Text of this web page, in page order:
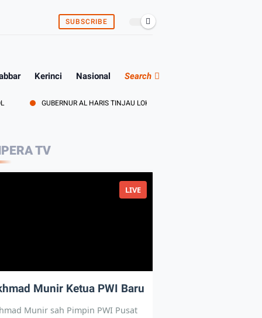
SUBSCRIBE
Kerinci Nasional Search
GUBERNUR AL HARIS TINJAU LOKASI PEMBANGUNAN SEKOLAH RAKYAT
TV
LIVE
Munir Ketua PWI Baru
Munir sah Pimpin PWI Pusat